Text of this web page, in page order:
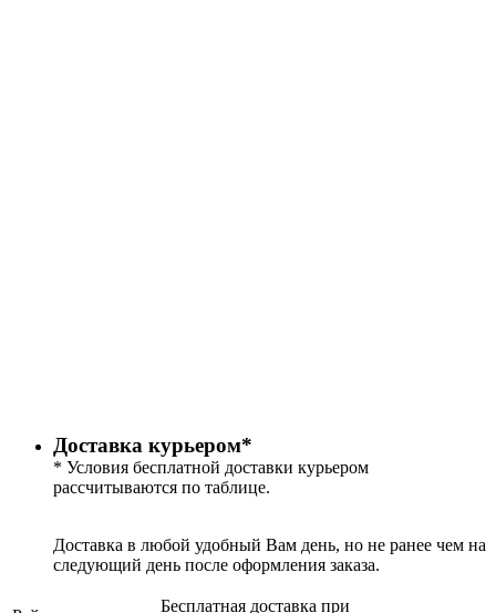
Доставка курьером*
* Условия бесплатной доставки курьером
рассчитываются по таблице.
Доставка в любой удобный Вам день, но не ранее чем на
следующий день после оформления заказа.
Бесплатная доставка при